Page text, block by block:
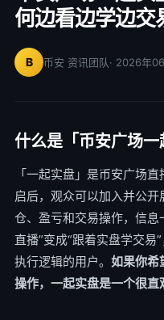
何边看边学边交
B 币安 资讯团队· 2026年
什么是「币安广场一
「一起实盘」是币安广场
启后，观众可以加入并公
仓、盈亏和交易操作，信息
直播”变成“跟着实盘学交
执行逻辑的用户。 如果你希
操作，一起实盘是一个很直